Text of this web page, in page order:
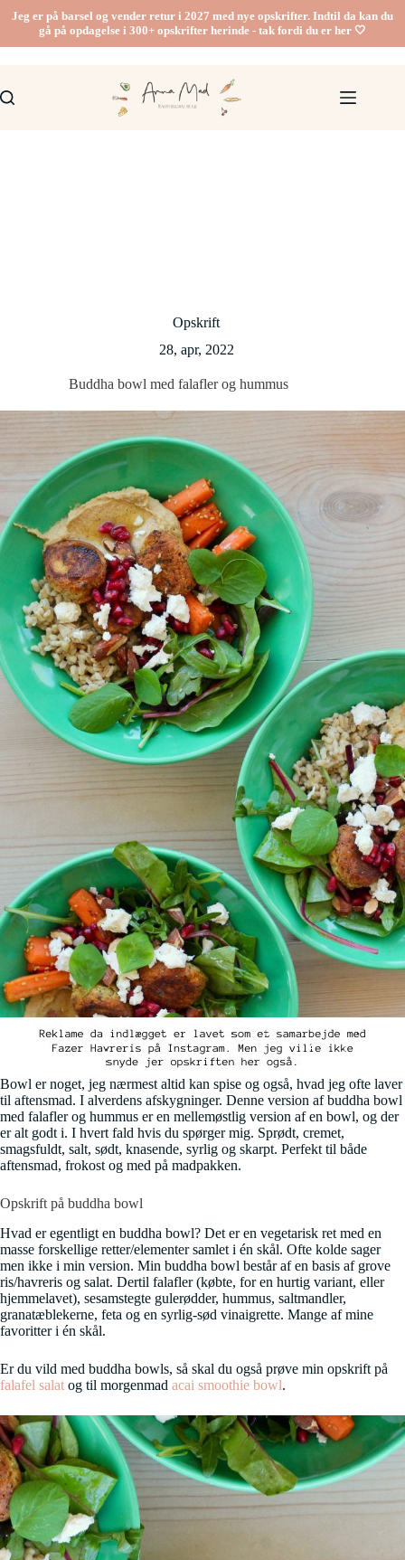
indhold
Jeg er på barsel og vender retur i 2027 med nye opskrifter. Indtil da kan du
gå på opdagelse i 300+ opskrifter herinde - tak fordi du er her 🤍
Opskrift
28, apr, 2022
Buddha bowl med falafler og hummus
Bowl er noget, jeg nærmest altid kan spise og også, hvad jeg ofte laver
til aftensmad. I alverdens afskygninger. Denne version af buddha bowl
med falafler og hummus er en mellemøstlig version af en bowl, og der
er alt godt i. I hvert fald hvis du spørger mig. Sprødt, cremet,
smagsfuldt, salt, sødt, knasende, syrlig og skarpt. Perfekt til både
aftensmad, frokost og med på madpakken.
Opskrift på buddha bowl
Hvad er egentligt en buddha bowl? Det er en vegetarisk ret med en
masse forskellige retter/elementer samlet i én skål. Ofte kolde sager
men ikke i min version. Min buddha bowl består af en basis af grove
ris/havreris og salat. Dertil falafler (købte, for en hurtig variant, eller
hjemmelavet), sesamstegte gulerødder, hummus, saltmandler,
granatæblekerne, feta og en syrlig-sød vinaigrette. Mange af mine
favoritter i én skål.
Er du vild med buddha bowls, så skal du også prøve min opskrift på
falafel salat og til morgenmad acai smoothie bowl.